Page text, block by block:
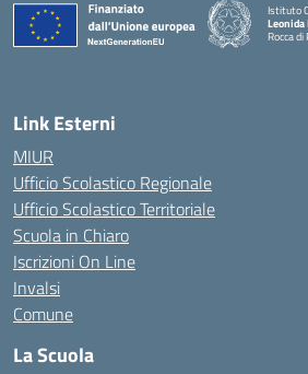
Istituto
Rocca di
— Visita
Link Esterni
MIUR
Ufficio Scolastico Regionale
Ufficio Scolastico Territoriale
Scuola in Chiaro
Iscrizioni On Line
Invalsi
Comune
La Scuola